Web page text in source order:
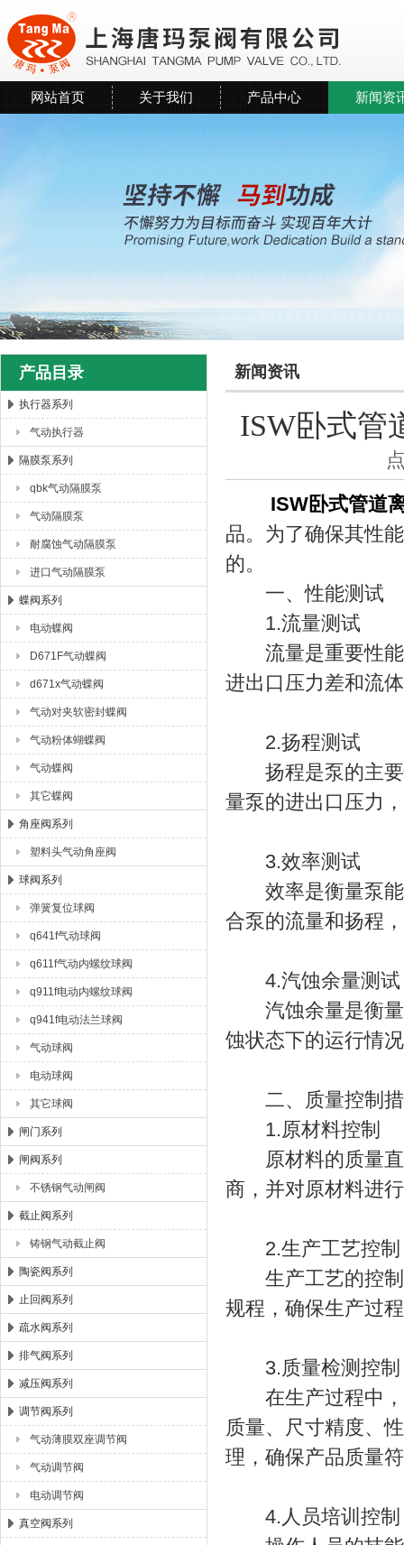
上海唐玛泵阀有限公司
网站首页 关于我们 产品中心 新闻资
产品目录
执行器系列
气动执行器
隔膜泵系列
qbk气动隔膜泵
气动隔膜泵
耐腐蚀气动隔膜泵
进口气动隔膜泵
蝶阀系列
电动蝶阀
D671F气动蝶阀
d671x气动蝶阀
气动对夹软密封蝶阀
气动粉体蝴蝶阀
气动蝶阀
其它蝶阀
角座阀系列
塑料头气动角座阀
球阀系列
弹簧复位球阀
q641f气动球阀
q611f气动内螺纹球阀
q911f电动内螺纹球阀
q941f电动法兰球阀
气动球阀
电动球阀
其它球阀
闸门系列
闸阀系列
不锈钢气动闸阀
截止阀系列
铸钢气动截止阀
陶瓷阀系列
止回阀系列
疏水阀系列
排气阀系列
减压阀系列
调节阀系列
气动薄膜双座调节阀
气动调节阀
电动调节阀
真空阀系列
新闻资讯
ISW卧式管
ISW卧式管道
品。为了确保其性
的。
一、性能测试
1.流量测试
流量是重要性能
进出口压力差和流
2.扬程测试
扬程是泵的主要
量泵的进出口压力
3.效率测试
效率是衡量泵能
合泵的流量和扬程
4.汽蚀余量测试
汽蚀余量是衡量
蚀状态下的运行情
二、质量控制
1.原材料控制
原材料的质量直
商，并对原材料进
2.生产工艺控制
生产工艺的控制
规程，确保生产过
3.质量检测控制
在生产过程中，
质量、尺寸精度、
理，确保产品质量
4.人员培训控制